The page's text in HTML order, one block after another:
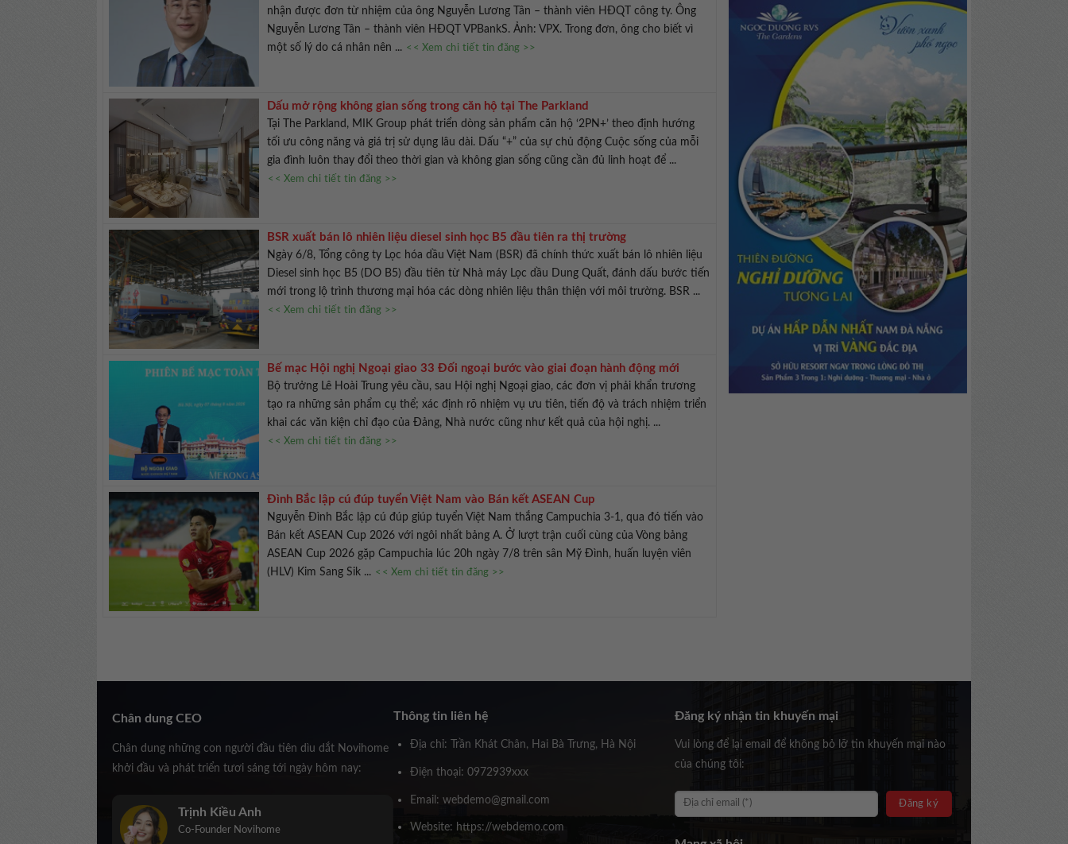
nhận được đơn từ nhiệm của ông Nguyễn Lương Tân – thành viên HĐQT công ty. Ông
Nguyễn Lương Tân – thành viên HĐQT VPBankS. Ảnh: VPX. Trong đơn, ông cho biết vì
một số lý do cá nhân nên ... << Xem chi tiết tin đăng >>
Dấu mở rộng không gian sống trong căn hộ tại The Parkland
Tại The Parkland, MIK Group phát triển dòng sản phẩm căn hộ ‘2PN+’ theo định hướng
tối ưu công năng và giá trị sử dụng lâu dài. Dấu “+” của sự chủ động Cuộc sống của mỗi
gia đình luôn thay đổi theo thời gian và không gian sống cũng cần đủ linh hoạt để ...
<< Xem chi tiết tin đăng >>
BSR xuất bán lô nhiên liệu diesel sinh học B5 đầu tiên ra thị trường
Ngày 6/8, Tổng công ty Lọc hóa dầu Việt Nam (BSR) đã chính thức xuất bán lô nhiên liệu
Diesel sinh học B5 (DO B5) đầu tiên từ Nhà máy Lọc dầu Dung Quất, đánh dấu bước tiến
mới trong lộ trình thương mại hóa các dòng nhiên liệu thân thiện với môi trường. BSR ...
<< Xem chi tiết tin đăng >>
Bế mạc Hội nghị Ngoại giao 33 Đối ngoại bước vào giai đoạn hành động mới
Bộ trưởng Lê Hoài Trung yêu cầu, sau Hội nghị Ngoại giao, các đơn vị phải khẩn trương
tạo ra những sản phẩm cụ thể; xác định rõ nhiệm vụ ưu tiên, tiến độ và trách nhiệm triển
khai các văn kiện chỉ đạo của Đảng, Nhà nước cũng như kết quả của hội nghị. ...
<< Xem chi tiết tin đăng >>
Đình Bắc lập cú đúp tuyển Việt Nam vào Bán kết ASEAN Cup
Nguyễn Đình Bắc lập cú đúp giúp tuyển Việt Nam thắng Campuchia 3-1, qua đó tiến vào
Bán kết ASEAN Cup 2026 với ngôi nhất bảng A. Ở lượt trận cuối cùng của Vòng bảng
ASEAN Cup 2026 gặp Campuchia lúc 20h ngày 7/8 trên sân Mỹ Đình, huấn luyện viên
(HLV) Kim Sang Sik ... << Xem chi tiết tin đăng >>
Chân dung CEO
Chân dung những con người đầu tiên dìu dắt Novihome
khởi đầu và phát triển tươi sáng tới ngày hôm nay:
Founder Novihome
Trịnh Kiều Anh
Co-Founder Novihome
Thông tin liên hệ
Địa chỉ: Trần Khát Chân, Hai Bà Trưng, Hà Nội
Điện thoại: 0972939xxx
Email: webdemo@gmail.com
Website: https://webdemo.com
Đăng ký nhận tin khuyến mại
Vui lòng để lại email để không bỏ lỡ tin khuyến mại nào
của chúng tôi: